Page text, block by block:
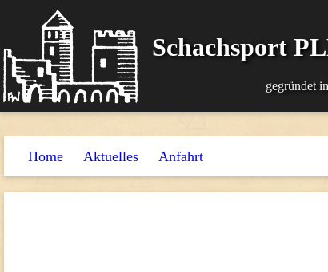
Schachsport
gegründet
Home Aktuelles Anfahrt